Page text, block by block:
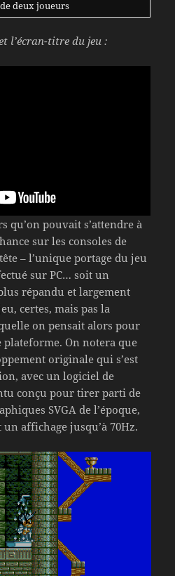
deux joueurs
l’écran-titre du jeu :
qu’on pouvait s’attendre à
sur les consoles de
– l’unique portage du jeu
sur PC… soit un
répandu et largement
certes, mais pas la
on pensait alors pour
On notera que
originale qui s’est
avec un logiciel de
conçu pour tirer parti de
SVGA de l’époque,
affichage jusqu’à 70Hz.